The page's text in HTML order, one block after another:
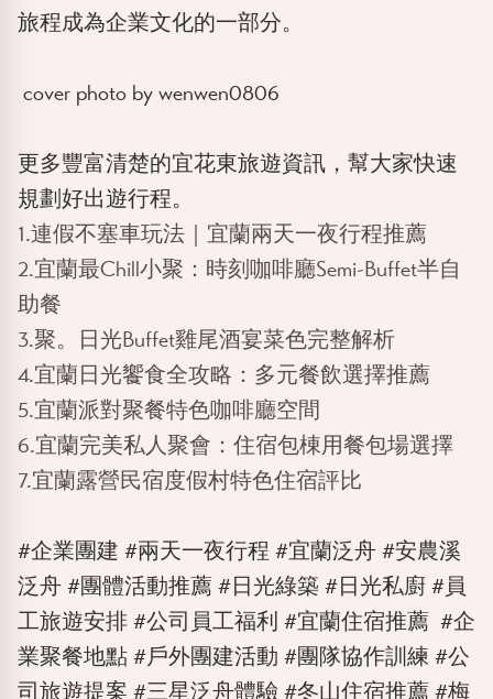
旅程成為企業文化的一部分。
cover photo by wenwen0806
更多豐富清楚的宜花東旅遊資訊，幫大家快速
規劃好出遊行程。
1.連假不塞車玩法｜宜蘭兩天一夜行程推薦
2.宜蘭最Chill小聚：時刻咖啡廳Semi-Buffet半自
助餐
3.聚。日光Buffet雞尾酒宴菜色完整解析
4.宜蘭日光饗食全攻略：多元餐飲選擇推薦
5.宜蘭派對聚餐特色咖啡廳空間
6.宜蘭完美私人聚會：住宿包棟用餐包場選擇
7.宜蘭露營民宿度假村特色住宿評比
#企業團建 #兩天一夜行程 #宜蘭泛舟 #安農溪
泛舟 #團體活動推薦 #日光綠築 #日光私廚 #員
工旅遊安排 #公司員工福利 #宜蘭住宿推薦 #企
業聚餐地點 #戶外團建活動 #團隊協作訓練 #公
司旅遊提案 #三星泛舟體驗 #冬山住宿推薦 #梅